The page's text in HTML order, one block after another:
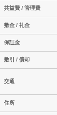
共益費 / 管理費
敷金 / 礼金
保証金
敷引 / 償却
交通
住所